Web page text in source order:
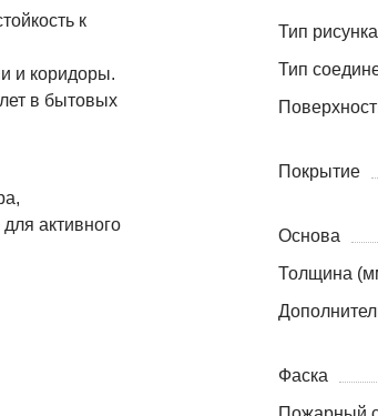
к
и коридоры.
в бытовых
активного
Тип рисунка
Тип
Покрытие
Основа
Толщина
Фаска